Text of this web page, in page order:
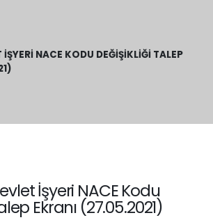
NACE KODU DEĞIŞIKLIĞI TALEP
İşyeri NACE Kodu
Ekranı (27.05.2021)